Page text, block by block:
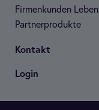
Fir­men­kun­den Leben
Part­ner­pro­dukte
Kon­takt
Login